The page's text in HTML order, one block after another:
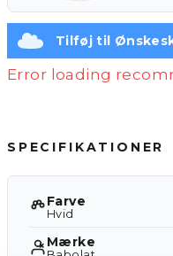
Tilføj til
Error loading
SPECIFIKATIONER
Farve
Hvid
Mærke